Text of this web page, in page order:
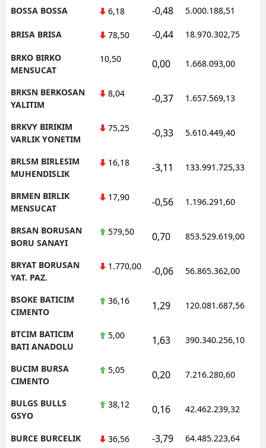
BOSSA BOSSA 6,18 -0,48 5.000.188,51
BRISA BRISA 78,50 -0,44 18.970.302,75
BRKO BIRKO
MENSUCAT
10,50 0,00 1.668.093,00
BRKSN BERKOSAN
YALITIM
8,04 -0,37 1.657.569,13
BRKVY BIRIKIM
VARLIK YONETIM
75,25 -0,33 5.610.449,40
BRLSM BIRLESIM
MUHENDISLIK
16,18 -3,11 133.991.725,33
BRMEN BIRLIK
MENSUCAT
17,90 -0,56 1.196.291,60
BRSAN BORUSAN
BORU SANAYI
579,50 0,70 853.529.619,00
BRYAT BORUSAN
YAT. PAZ.
1.770,00 -0,06 56.865.362,00
BSOKE BATICIM
CIMENTO
36,16 1,29 120.081.687,56
BTCIM BATICIM
BATI ANADOLU
5,00 1,63 390.340.256,10
BUCIM BURSA
CIMENTO
5,05 0,20 7.216.280,60
BULGS BULLS
GSYO
38,12 0,16 42.462.239,32
BURCE BURCELIK 36,56 -3,79 64.485.223,64